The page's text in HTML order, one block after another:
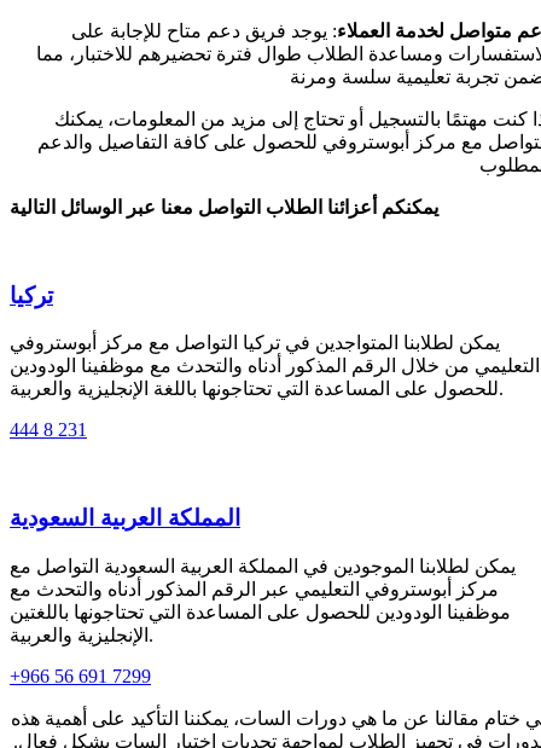
متواصل لخدمة العملاء: يوجد فريق دعم متاح للإجابة على
ومساعدة الطلاب طوال فترة تحضيرهم للاختبار، مما
تجربة تعليمية سلسة ومرنة
كنت مهتمًا بالتسجيل أو تحتاج إلى مزيد من المعلومات، يمكنك
مع مركز أبوستروفي للحصول على كافة التفاصيل والدعم
يمكنكم أعزائنا الطلاب التواصل معنا عبر الوسائل التالية
تركيا
يمكن لطلابنا المتواجدين في تركيا التواصل مع مركز أبوستروفي
التعليمي من خلال الرقم المذكور أدناه والتحدث مع موظفينا الودودين
للحصول على المساعدة التي تحتاجونها باللغة الإنجليزية والعربية.
444 8 231
المملكة العربية السعودية
يمكن لطلابنا الموجودين في المملكة العربية السعودية التواصل مع
مركز أبوستروفي التعليمي عبر الرقم المذكور أدناه والتحدث مع
موظفينا الودودين للحصول على المساعدة التي تحتاجونها باللغتين
الإنجليزية والعربية.
+966 56 691 7299
ختام مقالنا عن ما هي دورات السات، يمكننا التأكيد على أهمية هذه
في تجهيز الطلاب لمواجهة تحديات اختبار السات بشكل فعال.